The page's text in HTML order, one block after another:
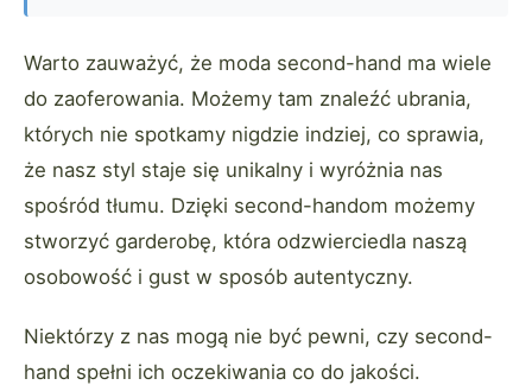
Warto zauważyć, że moda second-hand ma wiele
do zaoferowania. Możemy tam znaleźć ubrania,
których nie spotkamy nigdzie indziej, co sprawia,
że nasz styl staje się unikalny i wyróżnia nas
spośród tłumu. Dzięki second-handom możemy
stworzyć garderobę, która odzwierciedla naszą
osobowość i gust w sposób autentyczny.
Niektórzy z nas mogą nie być pewni, czy second-
hand spełni ich oczekiwania co do jakości.